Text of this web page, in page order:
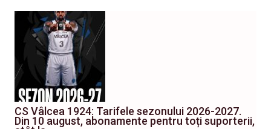
CS Vâlcea 1924: Tarifele sezonului 2026-2027.
Din 10 august, abonamente pentru toți suporterii,